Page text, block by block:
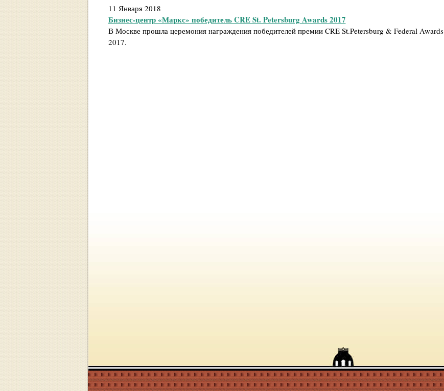
11 Января 2018
Бизнес-центр «Маркс» победитель CRE St. Petersburg Awards 2017
В Москве прошла церемония награждения победителей премии CRE St.Petersburg & Federal Awards
2017.